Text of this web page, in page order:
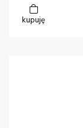
kupuję